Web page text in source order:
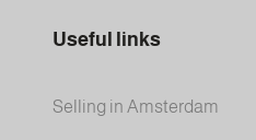
Useful links
Selling in Amsterdam